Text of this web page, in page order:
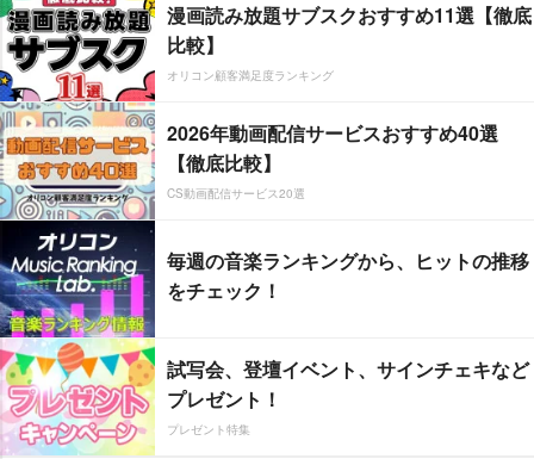
漫画読み放題サブスクおすすめ11選【徹底
比較】
オリコン顧客満足度ランキング
2026年動画配信サービスおすすめ40選
【徹底比較】
CS動画配信サービス20選
毎週の音楽ランキングから、ヒットの推移
をチェック！
試写会、登壇イベント、サインチェキなど
プレゼント！
プレゼント特集